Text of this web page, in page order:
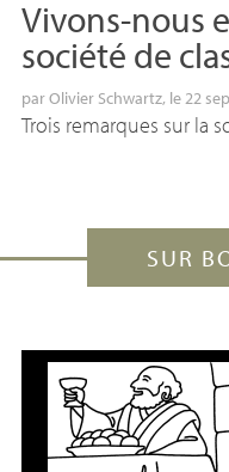
Vivons-nous
société de
parOlivier Schwartz, le 22
Trois remarques sur la
SUR